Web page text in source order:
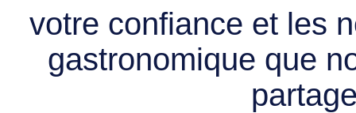
votre confiance et les
gastronomique que